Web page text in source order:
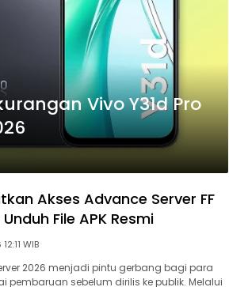
Vivo Y31d Pro
Akses Advance Server FF
File APK Resmi
Selasa, 12 Mei 2026 12:11 WIB
2026 menjadi pintu gerbang bagi para
sebelum dirilis ke publik. Melalui